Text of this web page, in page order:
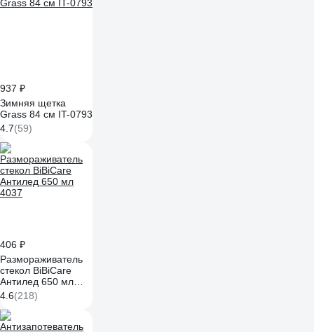
937 ₽
Зимняя щетка
Grass 84 см IT-0793
4.7(59)
406 ₽
Размораживатель
стекол BiBiCare
Антилед 650 мл
4037
4.6(218)